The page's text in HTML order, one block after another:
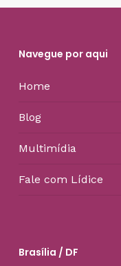
Navegue por aqui
Home
Blog
Multimídia
Fale com Lídice
Brasília / DF